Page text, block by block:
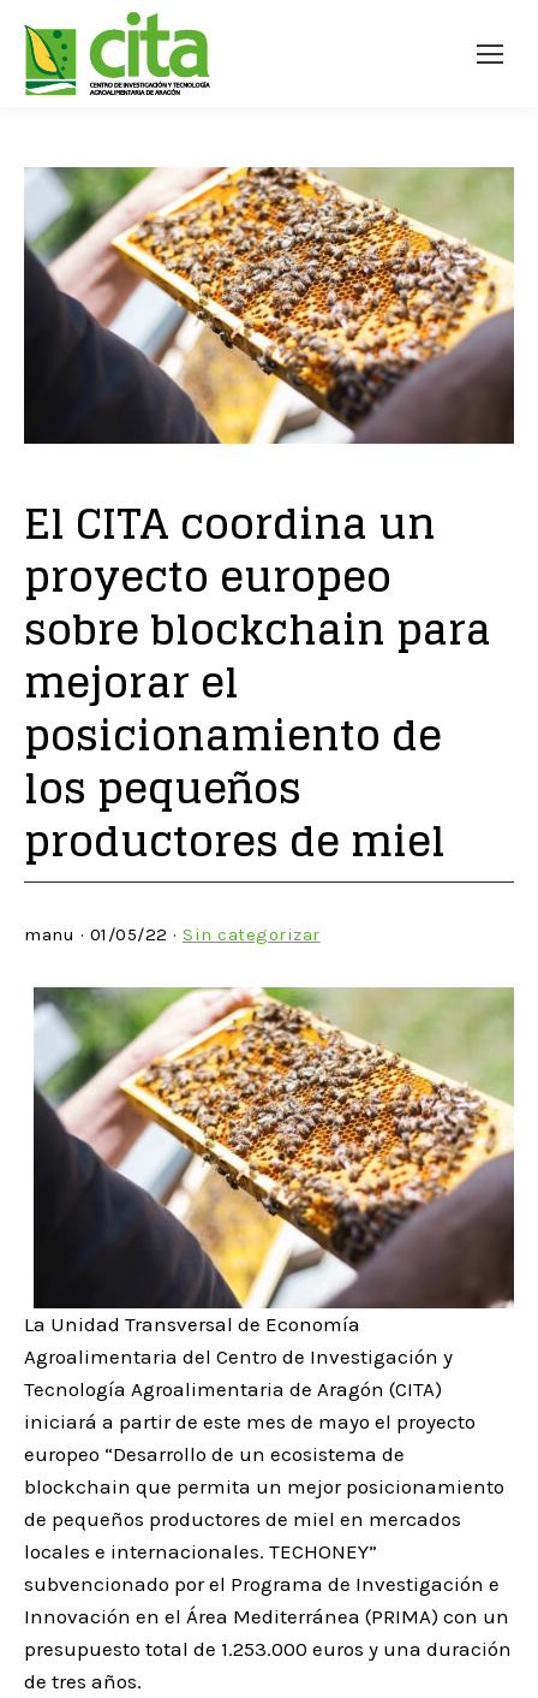
El CITA coordina un
proyecto europeo
sobre blockchain para
mejorar el
posicionamiento de
los pequeños
productores de miel
manu · 01/05/22 · Sin categorizar
La Unidad Transversal de Economía
Agroalimentaria del Centro de Investigación y
Tecnología Agroalimentaria de Aragón (CITA)
iniciará a partir de este mes de mayo el proyecto
europeo “Desarrollo de un ecosistema de
blockchain que permita un mejor posicionamiento
de pequeños productores de miel en mercados
locales e internacionales. TECHONEY”
subvencionado por el Programa de Investigación e
Innovación en el Área Mediterránea (PRIMA) con un
presupuesto total de 1.253.000 euros y una duración
de tres años.